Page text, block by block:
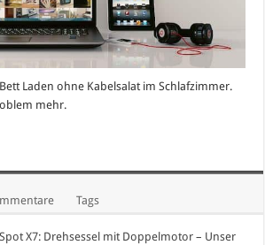
Laden ohne Kabelsalat im Schlafzimmer.
mehr.
Tags
X7: Drehsessel mit Doppelmotor – Unser